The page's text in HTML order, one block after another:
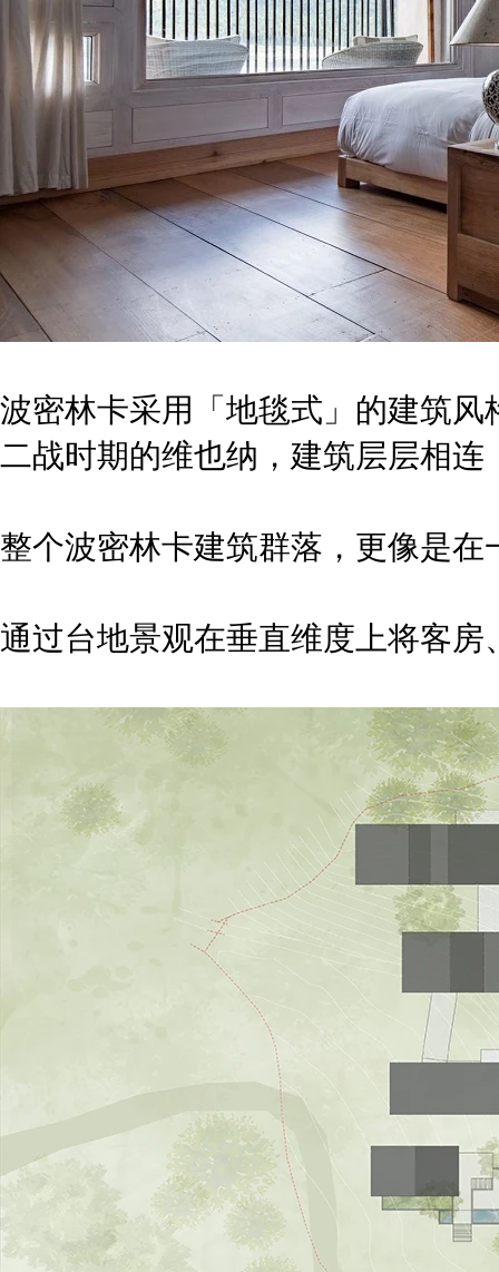
波密林卡采用「地毯式」的建筑
二战时期的维也纳，建筑层层相
整个波密林卡建筑群落，更像是
通过台地景观在垂直维度上将客